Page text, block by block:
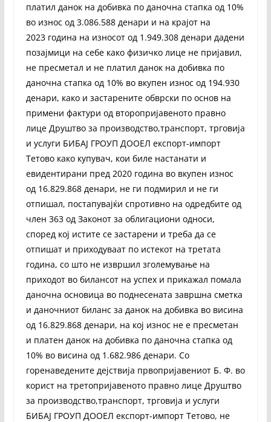
платил данок на добивка по даночна стапка од 10%
во износ од 3.086.588 денари и на крајот на
2023 година на износот од 1.949.308 денари дадени
позајмици на себе како физичко лице не пријавил,
не пресметал и не платил данок на добивка по
даночна стапка од 10% во вкупен износ од 194.930
денари, како и застарените обврски по основ на
примени фактури од второпријавеното правно
лице Друштво за производство,транспорт, трговија
и услуги БИБАЈ ГРОУП ДООЕЛ експорт-импорт
Тетово како купувач, кои биле настанати и
евидентирани пред 2020 година во вкупен износ
од 16.829.868 денари, не ги подмирил и не ги
отпишал, постапувајќи спротивно на одредбите од
член 363 од Законот за облигациони односи,
според кој истите се застарени и треба да се
отпишат и приходуваат по истекот на третата
година, со што не извршил зголемување на
приходот во билансот на успех и прикажал помала
даночна основица во поднесената завршна сметка
и даночниот биланс за данок на добивка во висина
од 16.829.868 денари, на кој износ не е пресметан
и платен данок на добивка по даночна стапка од
10% во висина од 1.682.986 денари. Со
горенаведените дејствија првопријавениот Б. Ф. во
корист на третопријавеното правно лице Друштво
за производство,транспорт, трговија и услуги
БИБАЈ ГРОУП ДООЕЛ експорт-импорт Тетово, не